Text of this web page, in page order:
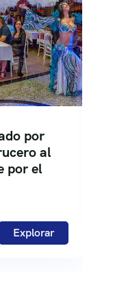
por
al
por el
Explorar